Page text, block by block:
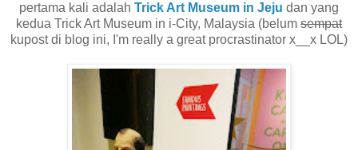
pertama kali adalah Trick Art Museum in Jeju dan yang
kedua Trick Art Museum in i-City, Malaysia (belum sempat
kupost di blog ini, I'm really a great procrastinator x__x LOL)